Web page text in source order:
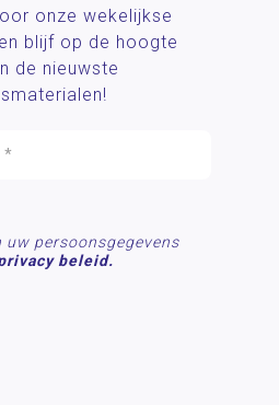
onze wekelijkse
blijf op de hoogte
de nieuwste
uw persoonsgegevens
beleid.